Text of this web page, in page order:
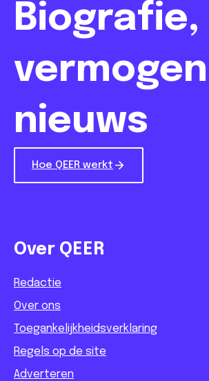
Biografie,
nieuws
Hoe QEER werkt
Over QEER
Redactie
Over ons
Toegankelijkheidsverklaring
Regels op de site
Adverteren